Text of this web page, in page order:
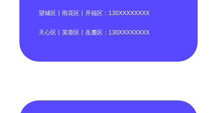
望城区丨雨花区丨开福区：130XXXXXXXX
天心区丨芙蓉区丨岳麓区：130XXXXXXXX